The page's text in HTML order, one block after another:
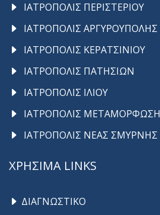
ΙΑΤΡΟΠΟΛΙΣ ΠΕΡΙΣΤΕΡΙΟΥ
ΙΑΤΡΟΠΟΛΙΣ ΑΡΓΥΡΟΥΠΟΛΗΣ
ΙΑΤΡΟΠΟΛΙΣ ΚΕΡΑΤΣΙΝΙΟΥ
ΙΑΤΡΟΠΟΛΙΣ ΠΑΤΗΣΙΩΝ
ΙΑΤΡΟΠΟΛΙΣ ΙΛΙΟΥ
ΙΑΤΡΟΠΟΛΙΣ ΜΕΤΑΜΟΡΦΩΣΗ
ΙΑΤΡΟΠΟΛΙΣ ΝΕΑΣ ΣΜΥΡΝΗΣ
ΧΡΗΣΙΜΑ LINKS
ΔΙΑΓΝΩΣΤΙΚΟ